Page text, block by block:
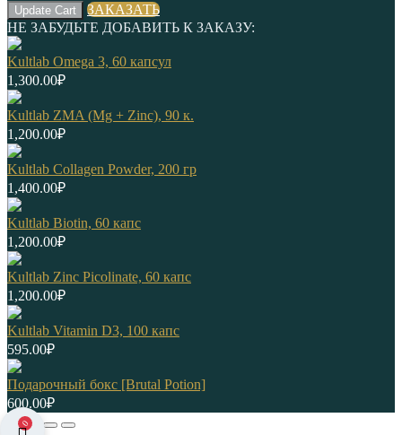
0
Update Cart
ЗАКАЗАТЬ
НЕ ЗАБУДЬТЕ ДОБАВИТЬ К ЗАКАЗУ:
Kultlab Omega 3, 60 капсул
1,300.00₽
Kultlab ZMA (Mg + Zinc), 90 к.
1,200.00₽
Kultlab Collagen Powder, 200 гр
1,400.00₽
Kultlab Biotin, 60 капс
1,200.00₽
Kultlab Zinc Picolinate, 60 капc
1,200.00₽
Kultlab Vitamin D3, 100 капс
595.00₽
Подарочный бокс [Brutal Potion]
600.00₽